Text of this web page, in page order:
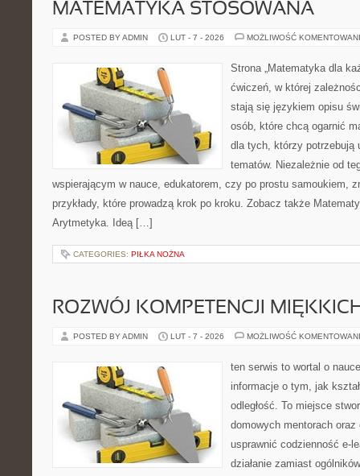
MATEMATYKA STOSOWANA
POSTED BY ADMIN LUT - 7 - 2026 MOŻLIWOŚĆ
Strona „Matematyka dla
ćwiczeń, w której
stają się językiem opisu
osób, które chcą ogarnić
dla tych, którzy potrzebują
tematów. Niezależnie od
wspierającym w nauce, edukatorem, czy po prostu samoukiem,
przykłady, które prowadzą krok po kroku. Zobacz także
Arytmetyka. Ideą […]
CATEGORIES: PIŁKA NOŻNA
ROZWÓJ KOMPETENCJI
POSTED BY ADMIN LUT - 7 - 2026 MOŻLIWOŚĆ
ten serwis to wortal o
informacje o tym, jak
odległość. To miejsce
domowych mentorach
usprawnić codzienność e-
działanie zamiast